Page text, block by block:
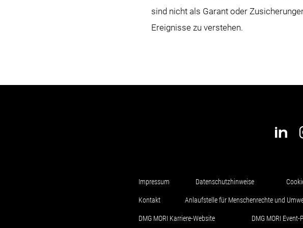
sind nicht als Garant oder
Ereignisse zu verstehen.
Impressum Datenschutzhinweise
Kontakt Anlaufstelle für Menschenrechte und
DMG MORI Karriere-Website DMG MORI Event-